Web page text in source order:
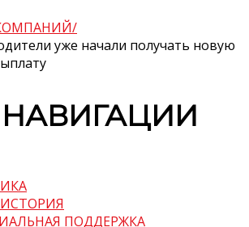
уже начали получать новую
ПОДДЕРЖКА